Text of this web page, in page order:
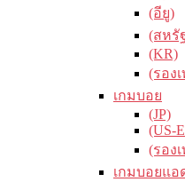
(อียู)
(สหรั
(KR)
(รอง
เกมบอย
(JP)
(US-
(รอง
เกมบอยแอ